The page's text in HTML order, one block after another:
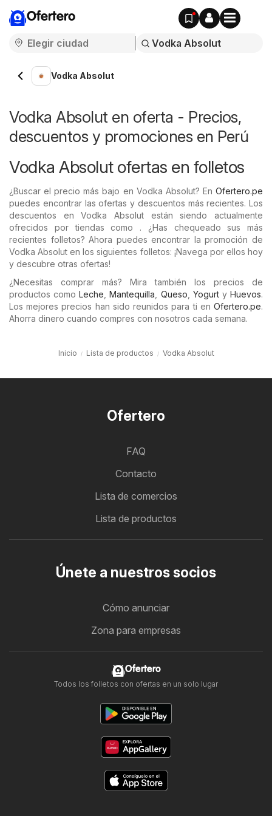
Ofertero
Vodka Absolut
Vodka Absolut en oferta - Precios,
descuentos y promociones en Perú
Vodka Absolut ofertas en folletos
¿Buscar el precio más bajo en Vodka Absolut? En Ofertero.pe
puedes encontrar las ofertas y descuentos más recientes. Los
descuentos en Vodka Absolut están siendo actualmente
ofrecidos por tiendas como . ¿Has chequeado sus más
recientes folletos? Ahora puedes encontrar la promoción de
Vodka Absolut en los siguientes folletos: ¡Navega por ellos hoy
y descubre otras ofertas!
¿Necesitas comprar más? Mira también los precios de
productos comoLeche ,Mantequilla Queso YogurtyHuevos.
Los mejores precios han sido reunidos para ti en Ofertero.pe.
Ahorra dinero cuando compres con nosotros cada semana.
Inicio Lista de productos Vodka Absolut
Ofertero
FAQ
Contacto
Lista de comercios
Lista de productos
Únete a nuestros socios
Cómo anunciar
Zona para empresas
Ofertero
Todos los folletos con ofertas en un solo lugar